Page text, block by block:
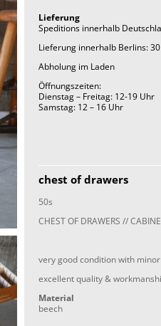
Lieferung
Speditions innerhalb
Lieferung innerhalb Berlins:
Abholung im Laden
Öffnungszeiten:
Dienstag – Freitag: 12-19 Uhr
Samstag: 12 – 16 Uhr
chest of drawers
50s
CHEST OF DRAWERS //
very good condition with
excellent quality &
Material
beech